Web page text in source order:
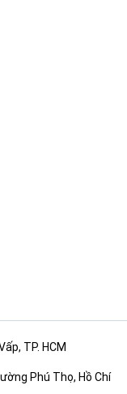
TP. HCM
Phú Thọ, Hồ Chí